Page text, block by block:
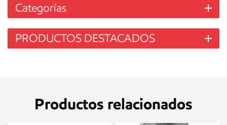
Categorías
PRODUCTOS DESTACADOS
Productos relacionados